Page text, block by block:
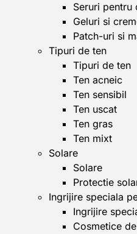
Seruri pentru
Geluri si
Patch-uri si
Tipuri de ten
Tipuri de ten
Ten acneic
Ten sensibil
Ten uscat
Ten gras
Ten mixt
Solare
Solare
Protectie
Ingrijire speciala
Ingrijire
Cosmetice